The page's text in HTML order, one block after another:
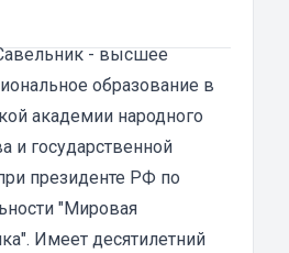
займа немало,
лица часто
услугой. Чаще всего они
бизнеса. Это
важно продвигать своё
того, чтобы компания
на это не хватает
- высшее
образование в
академии народного
и государственной
президенте РФ по
"Мировая
Имеет десятилетний